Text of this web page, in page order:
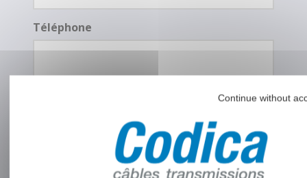
Téléphone
Continue without